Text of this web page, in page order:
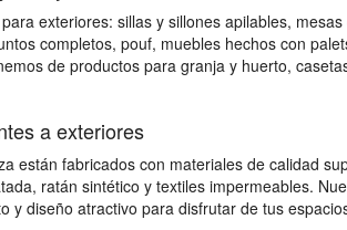
exteriores: sillas y sillones apilables,
completos, pouf, muebles hechos con
de productos para granja y huerto,
a exteriores
están fabricados con materiales de calidad
ratán sintético y textiles impermeables.
y diseño atractivo para disfrutar de tus